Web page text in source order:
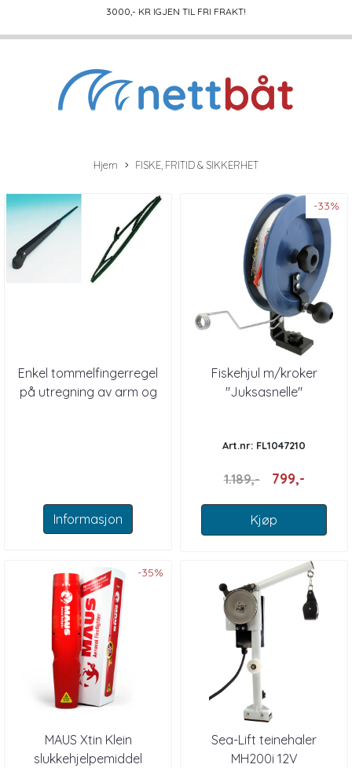
3000,- KR IGJEN TIL FRI FRAKT!
Hjem FISKE, FRITID & SIKKERHET
Enkel tommelfingerregel
på utregning av arm og
Informasjon
-33%
Fiskehjul m/kroker
"Juksasnelle"
Art.nr: FL1047210
1.189,- 799,-
Kjøp
-35%
MAUS Xtin Klein
slukkehjelpemiddel
Sea-Lift teinehaler
MH200i 12V